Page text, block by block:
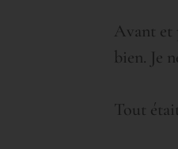
Avant et
bien. Je
Tout